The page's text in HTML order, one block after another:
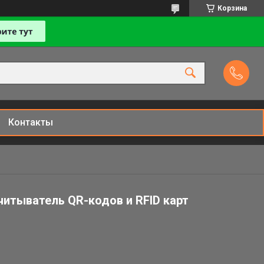
Корзина
Контакты
QR-кодов и RFID карт